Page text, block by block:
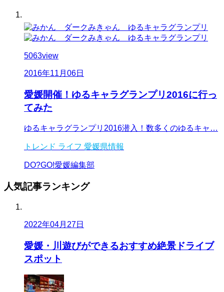
5063view
2016年11月06日
愛媛開催！ゆるキャラグランプリ2016に行っ
てみた
ゆるキャラグランプリ2016潜入！数多くのゆるキャ…
トレンド ライフ 愛媛県情報
DO?GO!愛媛編集部
人気記事ランキング
2022年04月27日
愛媛・川遊びができるおすすめ絶景ドライブ
スポット